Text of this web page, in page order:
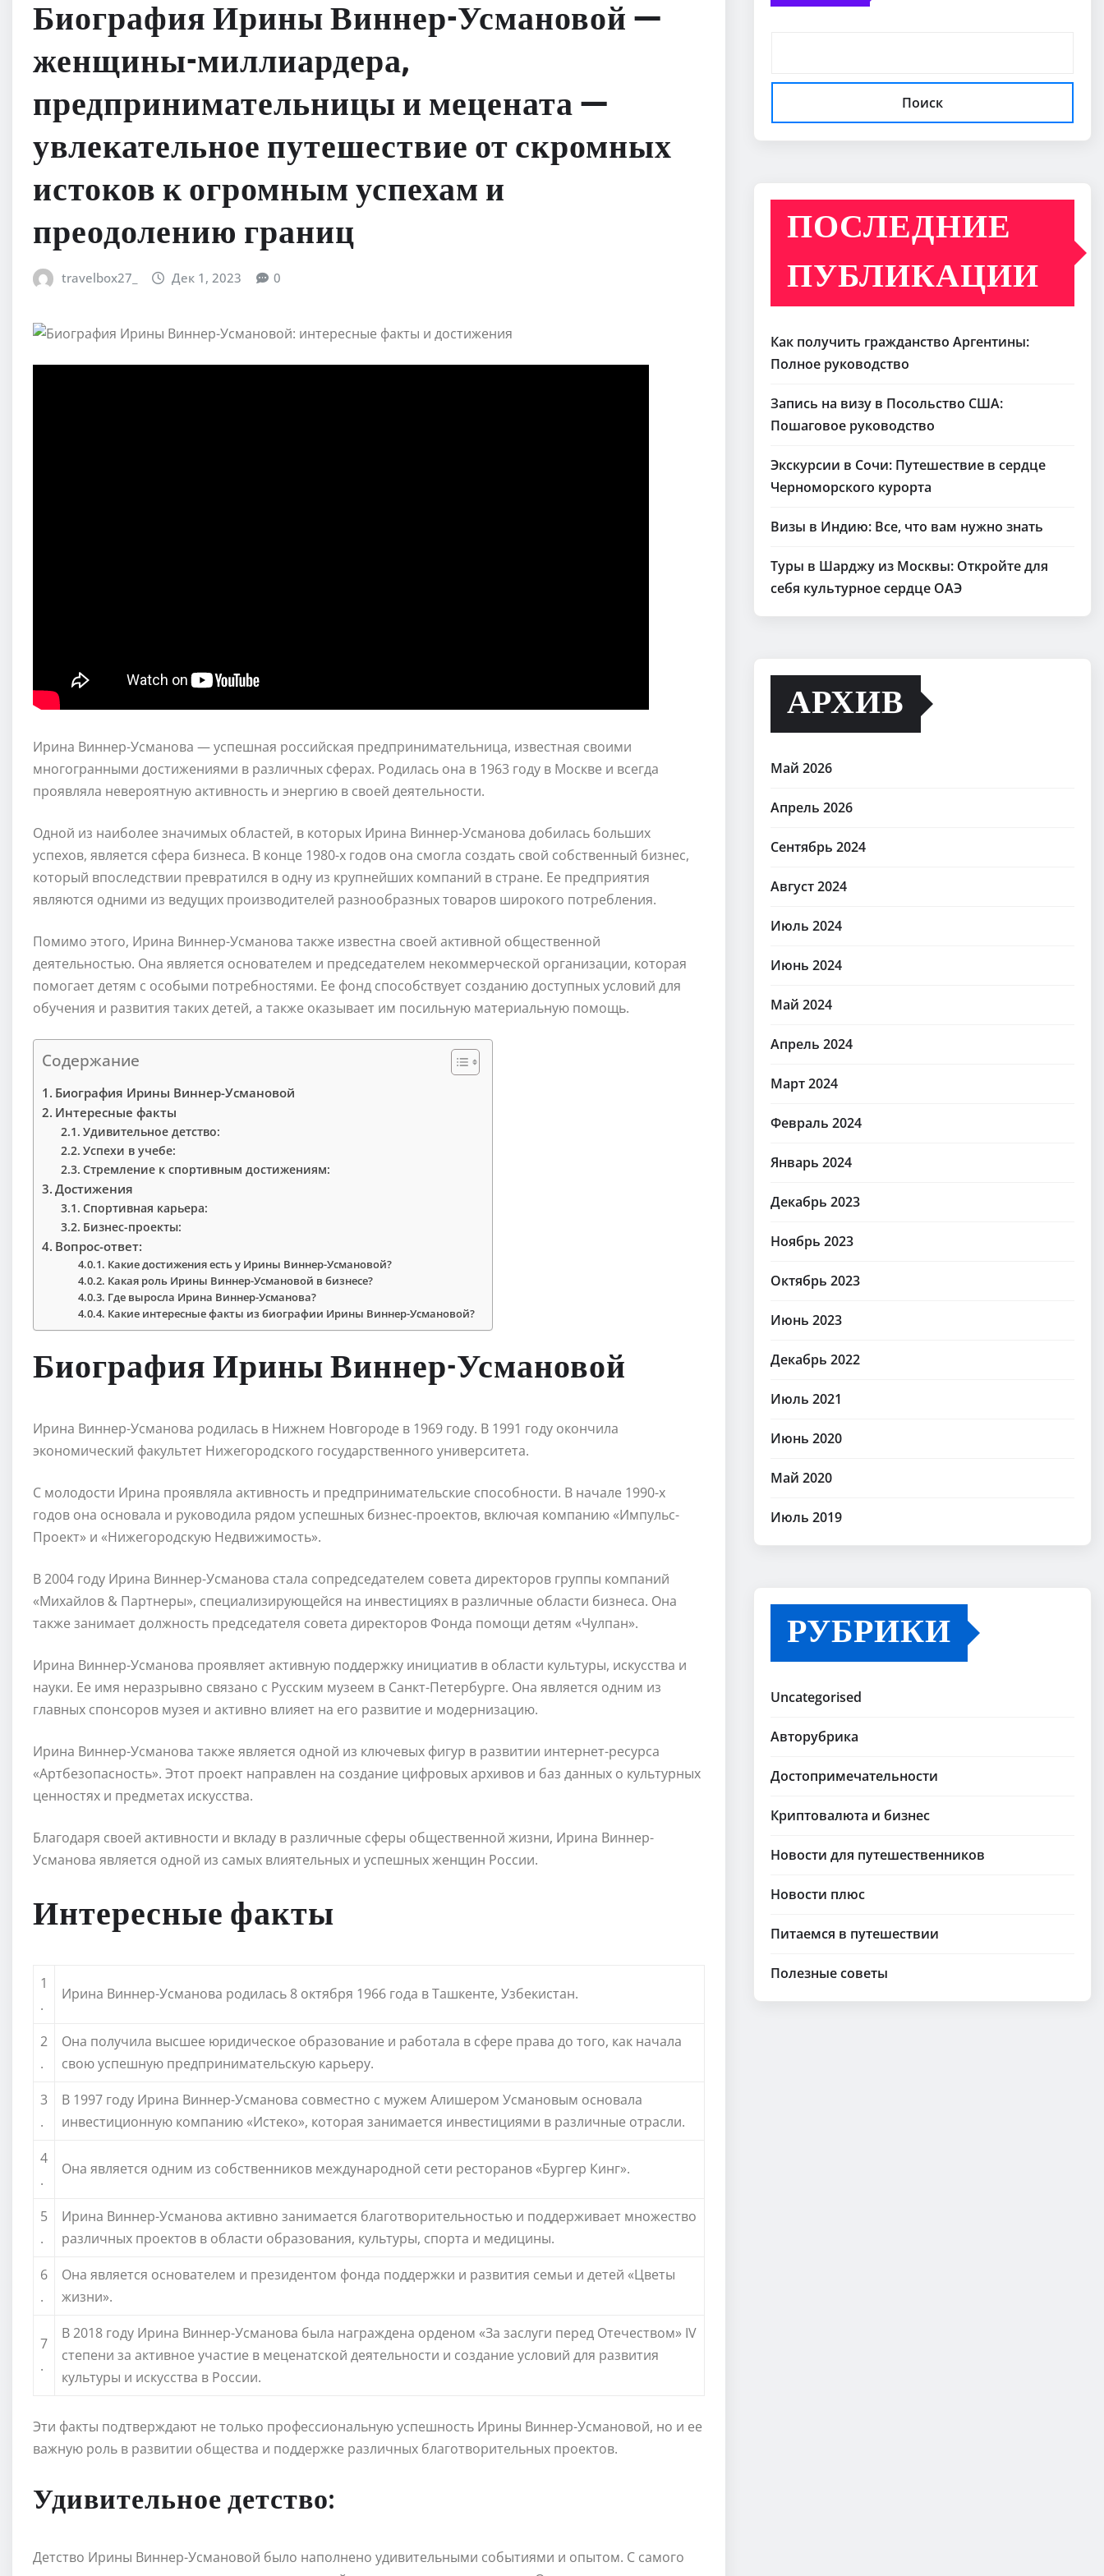
Биография Ирины Виннер-Усмановой —
женщины-миллиардера,
предпринимательницы и мецената —
увлекательное путешествие от скромных
истоков к огромным успехам и
преодолению границ
travelbox27_ Дек 1, 2023 0
Ирина Виннер-Усманова — успешная российская предпринимательница, известная своими
многогранными достижениями в различных сферах. Родилась она в 1963 году в Москве и всегда
проявляла невероятную активность и энергию в своей деятельности.
Одной из наиболее значимых областей, в которых Ирина Виннер-Усманова добилась больших
успехов, является сфера бизнеса. В конце 1980-х годов она смогла создать свой собственный бизнес,
который впоследствии превратился в одну из крупнейших компаний в стране. Ее предприятия
являются одними из ведущих производителей разнообразных товаров широкого потребления.
Помимо этого, Ирина Виннер-Усманова также известна своей активной общественной
деятельностью. Она является основателем и председателем некоммерческой организации, которая
помогает детям с особыми потребностями. Ее фонд способствует созданию доступных условий для
обучения и развития таких детей, а также оказывает им посильную материальную помощь.
Содержание
Биография Ирины Виннер-Усмановой
Интересные факты
Удивительное детство:
Успехи в учебе:
Стремление к спортивным достижениям:
Достижения
Спортивная карьера:
Бизнес-проекты:
Вопрос-ответ:
Какие достижения есть у Ирины Виннер-Усмановой?
Какая роль Ирины Виннер-Усмановой в бизнесе?
Где выросла Ирина Виннер-Усманова?
Какие интересные факты из биографии Ирины Виннер-Усмановой?
Биография Ирины Виннер-Усмановой
Ирина Виннер-Усманова родилась в Нижнем Новгороде в 1969 году. В 1991 году окончила
экономический факультет Нижегородского государственного университета.
С молодости Ирина проявляла активность и предпринимательские способности. В начале 1990-х
годов она основала и руководила рядом успешных бизнес-проектов, включая компанию «Импульс-
Проект» и «Нижегородскую Недвижимость».
В 2004 году Ирина Виннер-Усманова стала сопредседателем совета директоров группы компаний
«Михайлов & Партнеры», специализирующейся на инвестициях в различные области бизнеса. Она
также занимает должность председателя совета директоров Фонда помощи детям «Чулпан».
Ирина Виннер-Усманова проявляет активную поддержку инициатив в области культуры, искусства и
науки. Ее имя неразрывно связано с Русским музеем в Санкт-Петербурге. Она является одним из
главных спонсоров музея и активно влияет на его развитие и модернизацию.
Ирина Виннер-Усманова также является одной из ключевых фигур в развитии интернет-ресурса
«Артбезопасность». Этот проект направлен на создание цифровых архивов и баз данных о культурных
ценностях и предметах искусства.
Благодаря своей активности и вкладу в различные сферы общественной жизни, Ирина Виннер-
Усманова является одной из самых влиятельных и успешных женщин России.
Интересные факты
1
.
Ирина Виннер-Усманова родилась 8 октября 1966 года в Ташкенте, Узбекистан.
2
.
Она получила высшее юридическое образование и работала в сфере права до того, как начала
свою успешную предпринимательскую карьеру.
3
.
В 1997 году Ирина Виннер-Усманова совместно с мужем Алишером Усмановым основала
инвестиционную компанию «Истеко», которая занимается инвестициями в различные отрасли.
4
.
Она является одним из собственников международной сети ресторанов «Бургер Кинг».
5
.
Ирина Виннер-Усманова активно занимается благотворительностью и поддерживает множество
различных проектов в области образования, культуры, спорта и медицины.
6
.
Она является основателем и президентом фонда поддержки и развития семьи и детей «Цветы
жизни».
7
.
В 2018 году Ирина Виннер-Усманова была награждена орденом «За заслуги перед Отечеством» IV
степени за активное участие в меценатской деятельности и создание условий для развития
культуры и искусства в России.
Эти факты подтверждают не только профессиональную успешность Ирины Виннер-Усмановой, но и ее
важную роль в развитии общества и поддержке различных благотворительных проектов.
Удивительное детство:
Детство Ирины Виннер-Усмановой было наполнено удивительными событиями и опытом. С самого
Поиск
ПОСЛЕДНИЕ
ПУБЛИКАЦИИ
Как получить гражданство Аргентины:
Полное руководство
Запись на визу в Посольство США:
Пошаговое руководство
Экскурсии в Сочи: Путешествие в сердце
Черноморского курорта
Визы в Индию: Все, что вам нужно знать
Туры в Шарджу из Москвы: Откройте для
себя культурное сердце ОАЭ
АРХИВ
Май 2026
Апрель 2026
Сентябрь 2024
Август 2024
Июль 2024
Июнь 2024
Май 2024
Апрель 2024
Март 2024
Февраль 2024
Январь 2024
Декабрь 2023
Ноябрь 2023
Октябрь 2023
Июнь 2023
Декабрь 2022
Июль 2021
Июнь 2020
Май 2020
Июль 2019
РУБРИКИ
Uncategorised
Авторубрика
Достопримечательности
Криптовалюта и бизнес
Новости для путешественников
Новости плюс
Питаемся в путешествии
Полезные советы